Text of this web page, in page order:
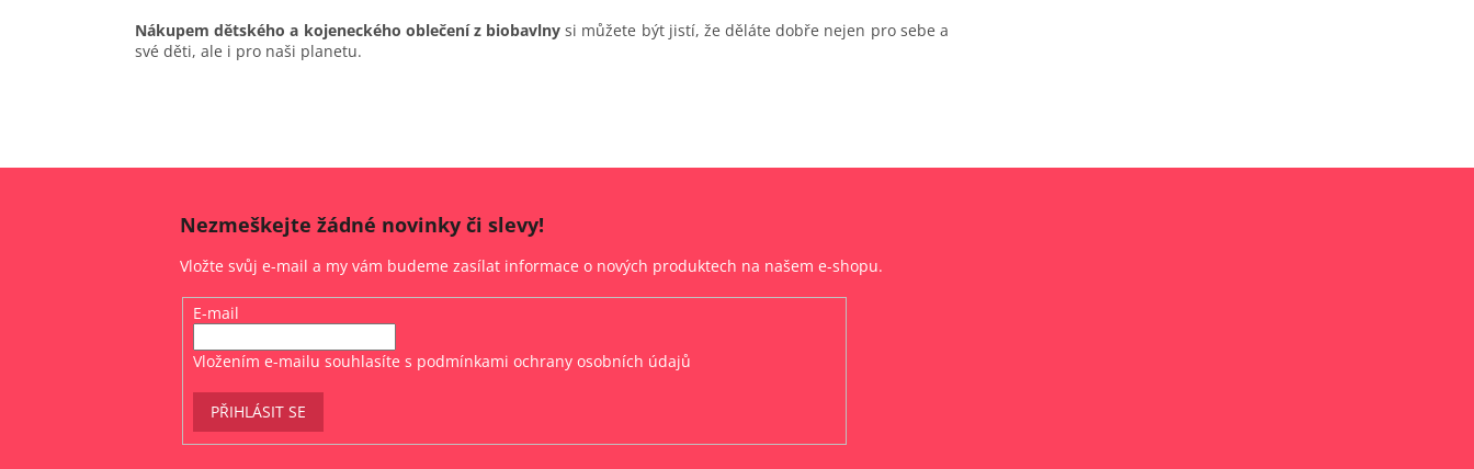
Nákupem dětského a kojeneckého oblečení z biobavlny si můžete být jistí, že děláte dobře nejen pro sebe a
své děti, ale i pro naši planetu.
Nezmeškejte žádné novinky či slevy!
Vložte svůj e-mail a my vám budeme zasílat informace o nových produktech na našem e-shopu.
E-mail
Vložením e-mailu souhlasíte s podmínkami ochrany osobních údajů
PŘIHLÁSIT SE